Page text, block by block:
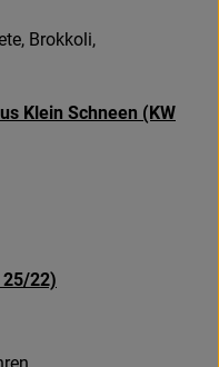
Brokkoli,
Klein Schneen (KW
25/22)